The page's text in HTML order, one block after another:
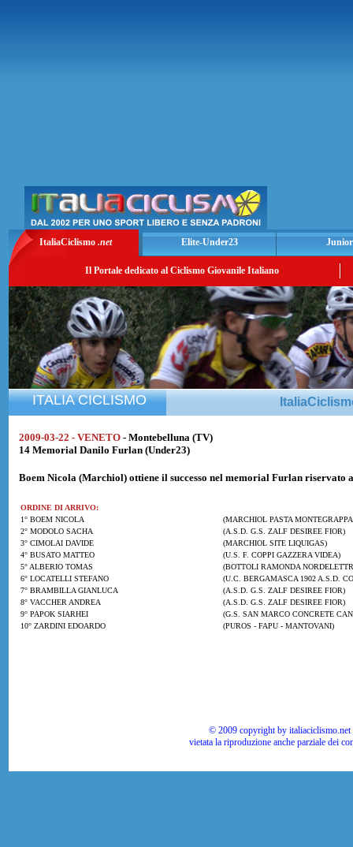
ItaliaCiclismo .net Elite-Under23
Il Portale dedicato al Ciclismo Giovanile Italiano
ITALIA CICLISMO
2009-03-22 - VENETO - Montebelluna (TV)
14 Memorial Danilo Furlan (Under23)
Boem Nicola (Marchiol) ottiene il successo nel memorial Furlan riservato
ORDINE DI ARRIVO:
1° BOEM NICOLA
(MARCHIOL PASTA
2° MODOLO SACHA
(A.S.D. G.S. ZALF DESIREE FIOR)
3° CIMOLAI DAVIDE
(MARCHIOL SITE LIQUIGAS)
4° BUSATO MATTEO
(U.S. F. COPPI GAZZERA VIDEA)
5° ALBERIO TOMAS
(BOTTOLI RAMONDA
6° LOCATELLI STEFANO
(U.C. BERGAMASCA 1902 A.S.D.
7° BRAMBILLA GIANLUCA
(A.S.D. G.S. ZALF DESIREE FIOR)
8° VACCHER ANDREA
(A.S.D. G.S. ZALF DESIREE FIOR)
9° PAPOK SIARHEI
(G.S. SAN MARCO CONCRETE
10° ZARDINI EDOARDO
(PUROS - FAPU - MANTOVANI)
© 2009 copyright by
vietata la riproduzione anche parziale dei